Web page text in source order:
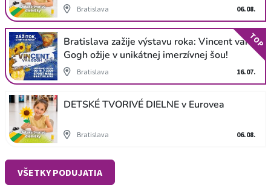
Bratislava 06.08.
Bratislava zažije výstavu roka: Vincent van
Gogh ožije v unikátnej imerzívnej šou!
Bratislava 16.07.
TOP
DETSKÉ TVORIVÉ DIELNE v Eurovea
Bratislava 06.08.
VŠETKY PODUJATIA